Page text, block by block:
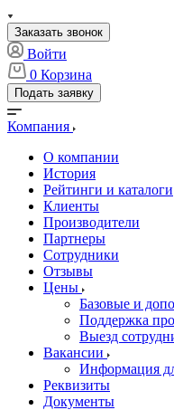
Заказать звонок
Войти
0 Корзина
Подать заявку
Компания
О компании
История
Рейтинги и каталоги
Клиенты
Производители
Партнеры
Сотрудники
Отзывы
Цены
Базовые и
Поддержка
Выезд
Вакансии
Информация
Реквизиты
Документы